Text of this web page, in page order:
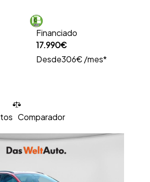
Financiado
17.990€
Desde306€ /mes*
Comparador